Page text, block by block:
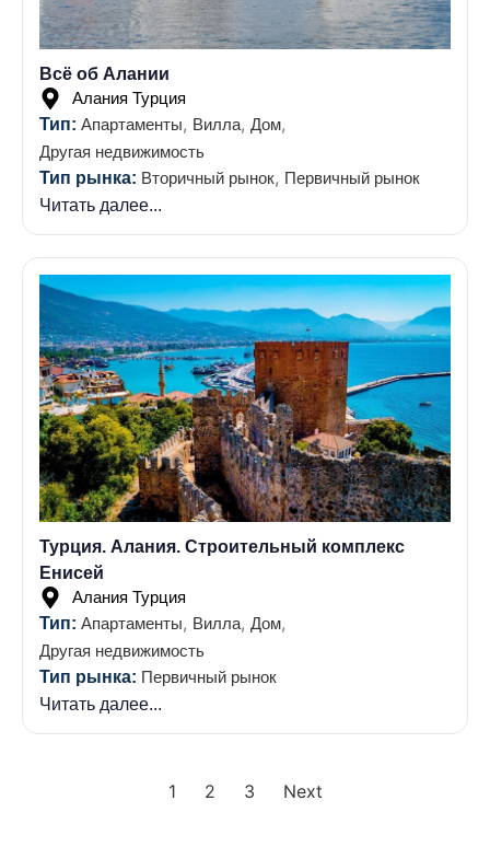
Всё об Алании
Алания Турция
Тип: Апартаменты, Вилла, Дом,
Другая недвижимость
Тип рынка: Вторичный рынок, Первичный рынок
Читать далее...
Турция. Алания. Строительный комплекс
Енисей
Алания Турция
Тип: Апартаменты, Вилла, Дом,
Другая недвижимость
Тип рынка: Первичный рынок
Читать далее...
1 2 3 Next